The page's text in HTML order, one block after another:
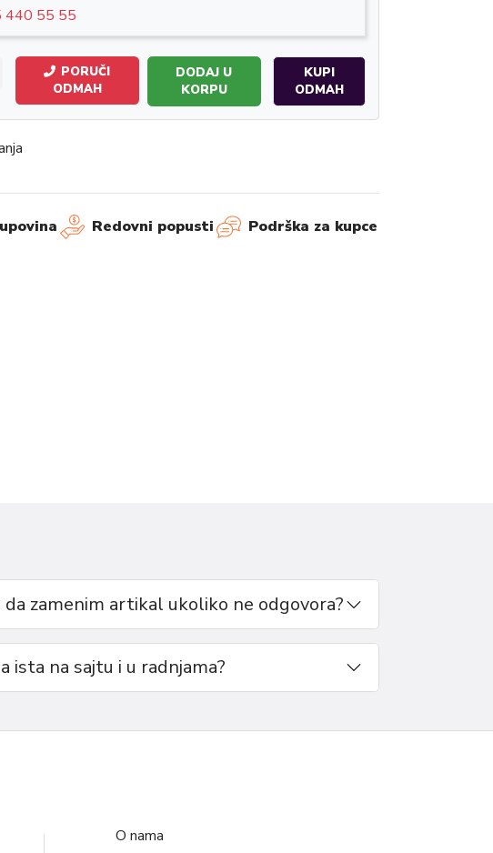
DODAJ U
KORPU
KUPI
ODMAH
PORUČI
ODMAH
440 55 55
Redovni popusti Podrška za kupce
da zamenim artikal ukoliko ne odgovora?
ista na sajtu i u radnjama?
O nama